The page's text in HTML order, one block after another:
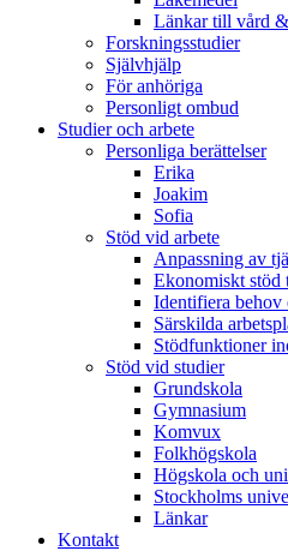
Länkar till vård
Forskningsstudier
Självhjälp
För anhöriga
Personligt ombud
Studier och arbete
Personliga berättelser
Erika
Joakim
Sofia
Stöd vid arbete
Anpassning av
Ekonomiskt stöd
Identifiera behov
Särskilda
Stödfunktioner
Stöd vid studier
Grundskola
Gymnasium
Komvux
Folkhögskola
Högskola och
Stockholms
Länkar
Kontakt